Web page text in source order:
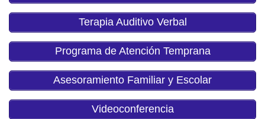
Terapia Auditivo Verbal
Programa de Atención Temprana
Asesoramiento Familiar y Escolar
Videoconferencia